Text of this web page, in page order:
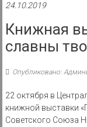
24.10.2019
Книжная
славны
Опубликовано:
22 октября в
книжной выставки
Советского Союза